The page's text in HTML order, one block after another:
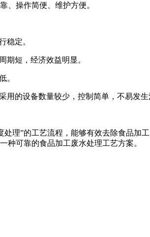
、操作简便、维护方便。
稳定。
期短，经济效益明显。
。
用的设备数量较少，控制简单，不易发
处理”的工艺流程，能够有效去除食品加
种可靠的食品加工废水处理工艺方案。